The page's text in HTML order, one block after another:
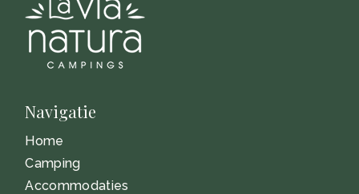
Navigatie
Home
Camping
Accommodaties